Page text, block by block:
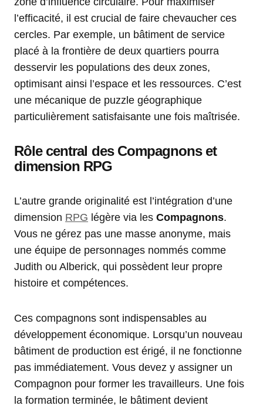
l’efficacité, il est crucial de faire chevaucher ces
cercles. Par exemple, un bâtiment de service
placé à la frontière de deux quartiers pourra
desservir les populations des deux zones,
optimisant ainsi l’espace et les ressources. C’est
une mécanique de puzzle géographique
particulièrement satisfaisante une fois maîtrisée.
Rôle central des Compagnons et
dimension RPG
L’autre grande originalité est l’intégration d’une
dimension RPG légère via les Compagnons.
Vous ne gérez pas une masse anonyme, mais
une équipe de personnages nommés comme
Judith ou Alberick, qui possèdent leur propre
histoire et compétences.
Ces compagnons sont indispensables au
développement économique. Lorsqu’un nouveau
bâtiment de production est érigé, il ne fonctionne
pas immédiatement. Vous devez y assigner un
Compagnon pour former les travailleurs. Une fois
la formation terminée, le bâtiment devient